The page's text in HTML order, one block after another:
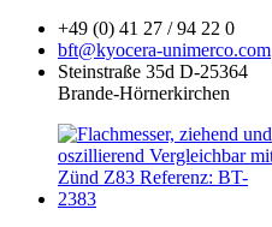
+49 (0) 41 27 / 94 22 0
bft@kyocera-unimerco.com
Steinstraße 35d D-25364
Brande-Hörnerkirchen